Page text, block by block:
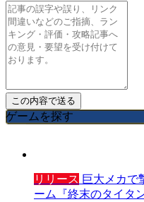
ゲームを探す
リリース 巨大メカで
ーム『終末のタイタ